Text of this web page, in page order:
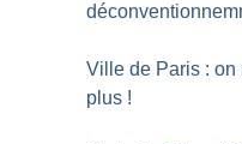
Ville de Paris : on
plus !